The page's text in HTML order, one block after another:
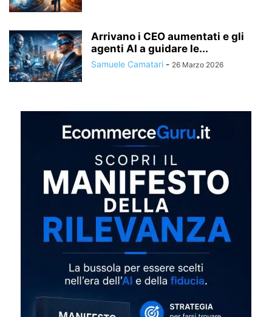
Arrivano i CEO aumentati e gli
agenti AI a guidare le...
Samuele Camatari - 26 Marzo 2026